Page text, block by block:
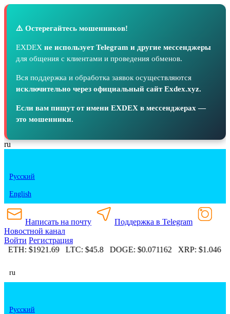
⚠️ Остерегайтесь мошенников!
EXDEX не использует Telegram и другие мессенджеры
для общения с клиентами и проведения обменов.
Вся поддержка и обработка заявок осуществляются
исключительно через официальный сайт Exdex.xyz.
Если вам пишут от имени EXDEX в мессенджерах —
это мошенники.
ru
Русский
English
Написать на почту
Поддержка в Telegram
Новостной канал
Войти Регистрация
ETH:$1921.69 LTC:$45.8 DOGE:$0.071162 XRP:$1.046
ru
Русский